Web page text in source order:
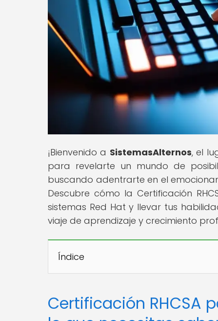
¡Bienvenido a SistemasAlternos, el
para revelarte un mundo de
buscando adentrarte en el
Descubre cómo la Certificación
sistemas Red Hat y llevar tus
viaje de aprendizaje y crecimiento
Índice
Certificación RHCSA